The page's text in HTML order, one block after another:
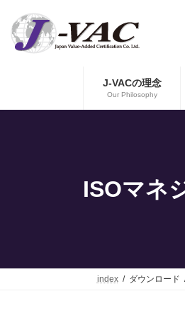
キ
に
J-VACの理念
Our Philosophy
ISOマネ
index ダウンロード